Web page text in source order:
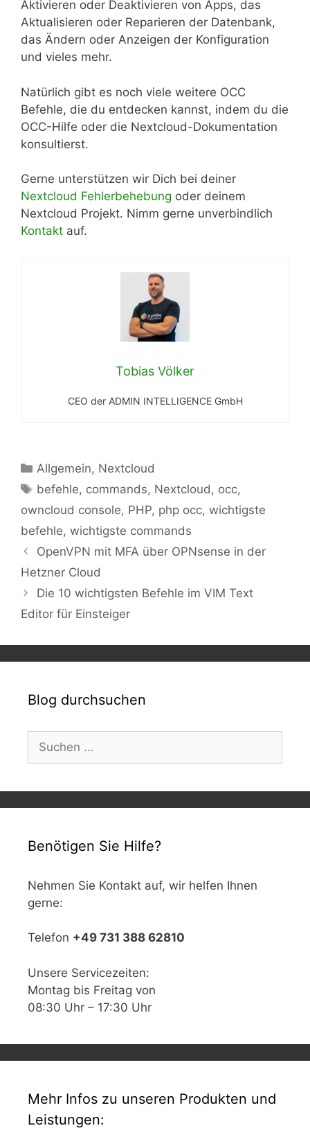
Aktivieren oder Deaktivieren von Apps, das
Aktualisieren oder Reparieren der Datenbank,
das Ändern oder Anzeigen der Konfiguration
und vieles mehr.
Natürlich gibt es noch viele weitere OCC
Befehle, die du entdecken kannst, indem du die
OCC-Hilfe oder die Nextcloud-Dokumentation
konsultierst.
Gerne unterstützen wir Dich bei deiner
Nextcloud Fehlerbehebung oder deinem
Nextcloud Projekt. Nimm gerne unverbindlich
Kontakt auf.
Tobias Völker
CEO der ADMIN INTELLIGENCE GmbH
Kategorien
Allgemein, Nextcloud
Schlagwörter
befehle, commands, Nextcloud , occ,
owncloud console, PHP, php occ, wichtigste
befehle, wichtigste commands
OpenVPN mit MFA über OPNsense in der
Hetzner Cloud
Die 10 wichtigsten Befehle im VIM Text
Editor für Einsteiger
Blog durchsuchen
nach:
Benötigen Sie Hilfe?
Nehmen Sie Kontakt auf, wir helfen Ihnen
gerne:
Telefon +49 731 388 62810
Unsere Servicezeiten:
Montag bis Freitag von
08:30 Uhr – 17:30 Uhr
Mehr Infos zu unseren Produkten und
Leistungen: